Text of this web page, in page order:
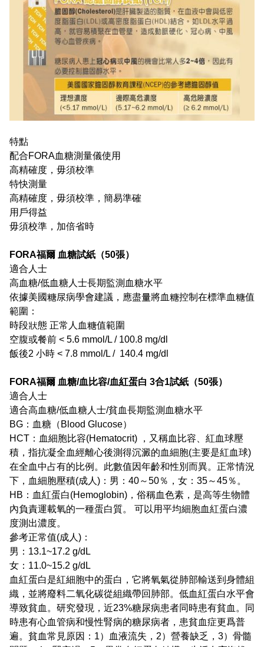
特點
配合FORA血糖測量儀使用
高精確度，毋須校準
特快測量
高精確度，毋須校準，簡易準確
用戶得益
毋須校準，加倍省時
FORA福爾 血糖試紙（50張）
適合人士
高血糖/低血糖人士長期監測血糖水平
依據美國糖尿病學會建議，應盡量將血糖控制在標準血糖值
範圍：
時段狀態 正常人血糖值範圍
空腹或餐前 < 5.6 mmol/L / 100.8 mg/dl
飯後2 小時 < 7.8 mmol/L / 140.4 mg/dl
FORA福爾 血糖/血比容/血紅蛋白 3合1試紙（50張）
適合人士
適合高血糖/低血糖人士/貧血長期監測血糖水平
BG：血糖（Blood Glucose）
HCT：血細胞比容(Hematocrit) ，又稱血比容、紅血球壓
積，指抗凝全血經離心後測得沉澱的血細胞(主要是紅血球)
在全血中占有的比例。此數值因年齡和性別而異。正常情況
下，血細胞壓積(成人)：男：40～50％，女：35～45％。
HB：血紅蛋白(Hemoglobin)，俗稱血色素，是高等生物體
內負責運載氧的一種蛋白質。 可以用平均細胞血紅蛋白濃
度測出濃度。
參考正常值(成人)：
男：13.1~17.2 g/dL
女：11.0~15.2 g/dL
血紅蛋白是紅細胞中的蛋白，它將氧氣從肺部輸送到身體組
織，並將廢料二氧化碳從組織帶回肺部。低血紅蛋白水平會
導致貧血。研究發現，近23%糖尿病患者同時患有貧血。同
時患有心血管病和慢性腎病的糖尿病者，患貧血症更爲普
遍。貧血常見原因：1）血液流失，2）營養缺乏，3）骨髓